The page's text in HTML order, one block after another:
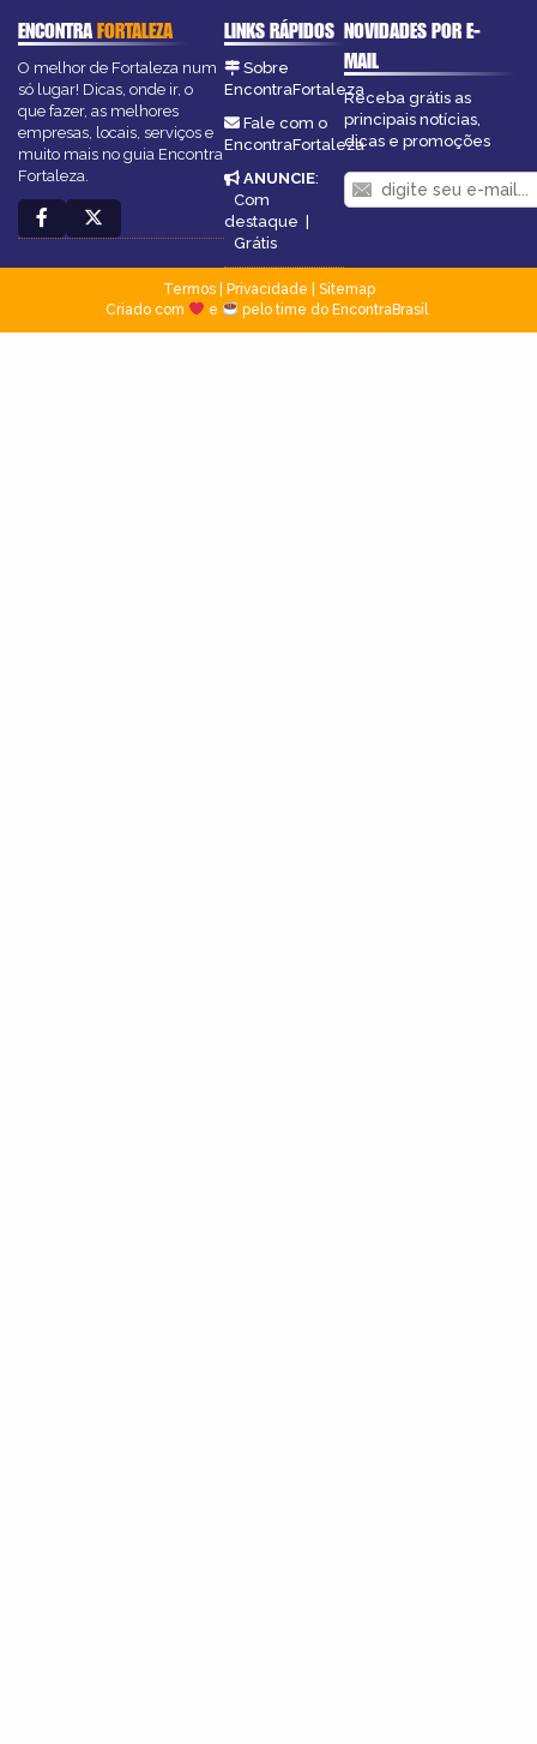
ENCONTRAFORTALEZA
O melhor de Fortaleza num
só lugar! Dicas, onde ir, o
que fazer, as melhores
empresas, locais, serviços e
muito mais no guia Encontra
Fortaleza.
LINKS RÁPIDOS
Sobre
EncontraFortaleza
Fale com o
EncontraFortaleza
ANUNCIE:
Com
destaque
Grátis
NOVIDADES POR E-
MAIL
Receba grátis as
principais notícias,
dicas e promoções
Termos| Privacidade
Sitemap
Criado com
e pelo time do EncontraBrasil